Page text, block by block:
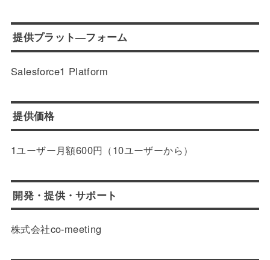
提供プラット―フォーム
Salesforce1 Platform
提供価格
1ユーザー月額600円（10ユーザーから）
開発・提供・サポート
株式会社co-meeting